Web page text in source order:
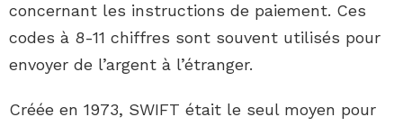
concernant les instructions de paiement. Ces
codes à 8-11 chiffres sont souvent utilisés pour
envoyer de l’argent à l’étranger.
Créée en 1973, SWIFT était le seul moyen pour